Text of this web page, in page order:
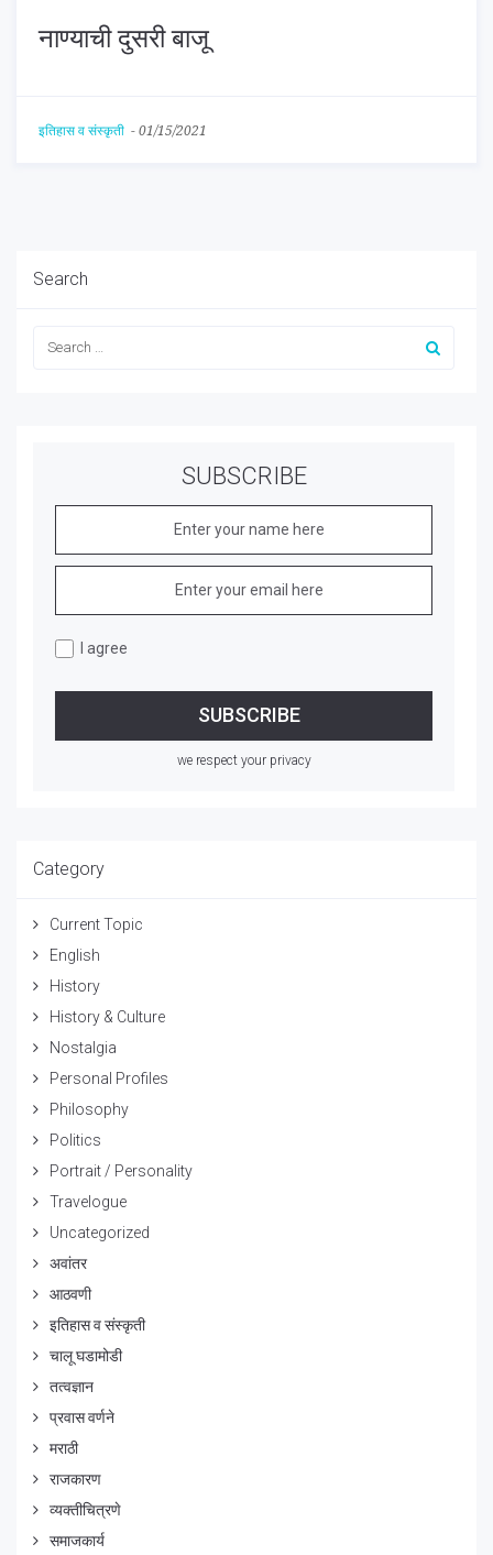
नाण्याची दुसरी बाजू
इतिहास व संस्कृती - 01/15/2021
Search
SUBSCRIBE
I agree
we respect your privacy
Category
Current Topic
English
History
History & Culture
Nostalgia
Personal Profiles
Philosophy
Politics
Portrait / Personality
Travelogue
Uncategorized
अवांतर
आठवणी
इतिहास व संस्कृती
चालू घडामोडी
तत्वज्ञान
प्रवास वर्णने
मराठी
राजकारण
व्यक्तीचित्रणे
समाजकार्य